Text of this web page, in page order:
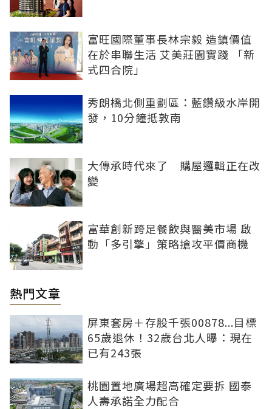
富旺國際董事長林宗毅 造鎮價值
在於串聯生活 艾美莊園實踐 「新
式四合院」
秀朗橋北側重劃區：藍鑽級水岸開
發，10分鐘抵敦南
大傳承時代來了 購屋邏輯正在改
變
富華創新跨足餐飲與醫美市場 啟
動「多引擎」策略搶攻平價商機
熱門文章
屏東套房＋存股千張00878...目標
65歲退休！32歲台北人曝：現在
已有243張
桃園置地廣場超高確定要拆 國泰
人壽承諾全力配合